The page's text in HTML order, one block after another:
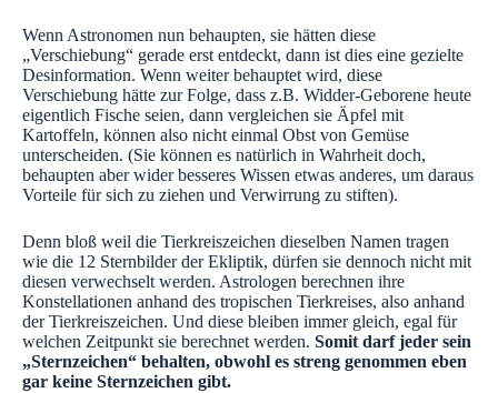
Wenn Astronomen nun behaupten, sie hätten diese
„Verschiebung“ gerade erst entdeckt, dann ist dies eine gezielte
Desinformation. Wenn weiter behauptet wird, diese
Verschiebung hätte zur Folge, dass z.B. Widder-Geborene heute
eigentlich Fische seien, dann vergleichen sie Äpfel mit
Kartoffeln, können also nicht einmal Obst von Gemüse
unterscheiden. (Sie können es natürlich in Wahrheit doch,
behaupten aber wider besseres Wissen etwas anderes, um daraus
Vorteile für sich zu ziehen und Verwirrung zu stiften).
Denn bloß weil die Tierkreiszeichen dieselben Namen tragen
wie die 12 Sternbilder der Ekliptik, dürfen sie dennoch nicht mit
diesen verwechselt werden. Astrologen berechnen ihre
Konstellationen anhand des tropischen Tierkreises, also anhand
der Tierkreiszeichen. Und diese bleiben immer gleich, egal für
welchen Zeitpunkt sie berechnet werden. Somit darf jeder sein
„Sternzeichen“ behalten, obwohl es streng genommen eben
gar keine Sternzeichen gibt.